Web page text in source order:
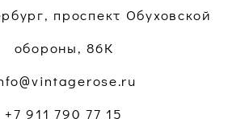
проспект Обуховской
обороны, 86К
+7 911 790 77 15